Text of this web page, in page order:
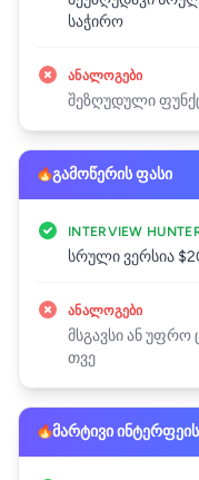
საჭირო
ᲐᲜᲐᲚᲝᲒᲔᲑᲘ
შეზღუდული
გამოწერის ფასი
INTERVIEW
სრული ვერსია
ᲐᲜᲐᲚᲝᲒᲔᲑᲘ
მსგავსი ან
თვე
მარტივი